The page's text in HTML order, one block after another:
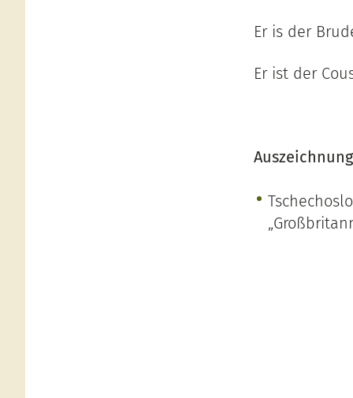
Er is der
Er ist der